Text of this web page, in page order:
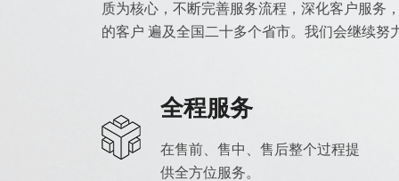
质为核心，不断完善服务流程，深化客户服务
的客户 遍及全国二十多个省市。我们会继续
全程服务
在售前、售中、售后整个过程提
供全方位服务。